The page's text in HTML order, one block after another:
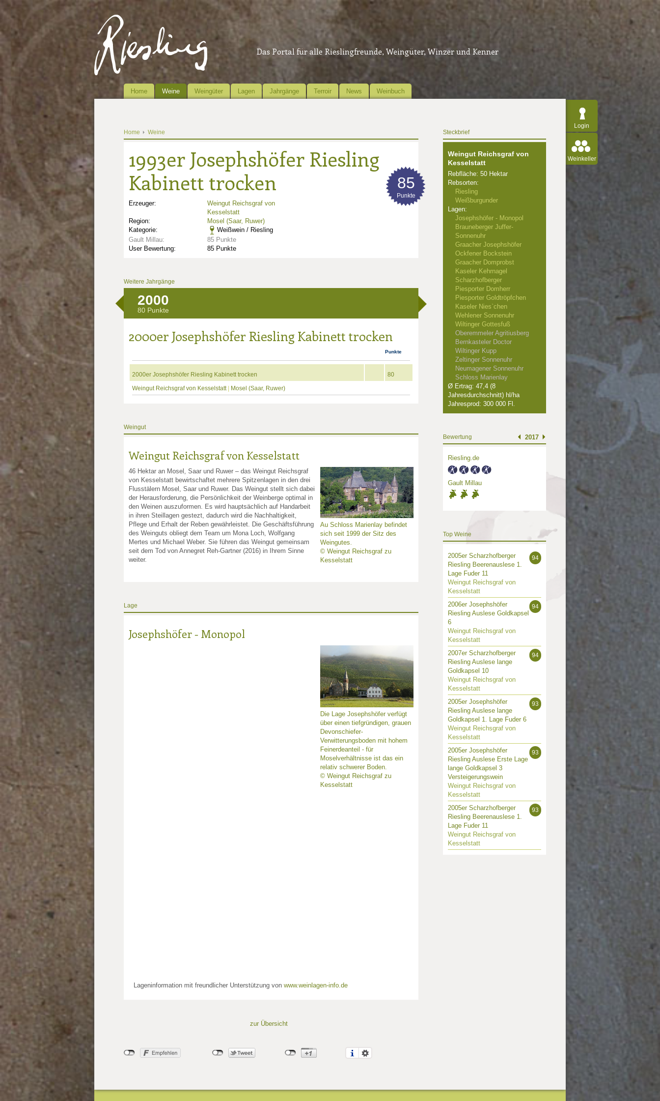
Das Portal für alle Rieslingfreunde, Weingüter, Winzer und Kenner
Home Weine Weingüter Lagen Jahrgänge Terroir News Weinbuch
Login
Weinkeller
Home Weine
1993er Josephshöfer Riesling
Kabinett trocken
Erzeuger:
Weingut Reichsgraf von
Kesselstatt
Region:
Mosel (Saar, Ruwer)
Kategorie:
Weißwein / Riesling
Gault Millau:
85 Punkte
User Bewertung:
85 Punkte
85
Punkte
Weitere Jahrgänge
2000
80 Punkte
2000er Josephshöfer Riesling Kabinett trocken
Punkte
2000er Josephshöfer Riesling Kabinett trocken
80
Weingut Reichsgraf von Kesselstatt| Mosel (Saar, Ruwer)
Weingut
Weingut Reichsgraf von Kesselstatt
Au Schloss Marienlay befindet
sich seit 1999 der Sitz des
Weingutes.
© Weingut Reichsgraf zu
Kesselstatt
46 Hektar an Mosel, Saar und Ruwer – das Weingut Reichsgraf
von Kesselstatt bewirtschaftet mehrere Spitzenlagen in den drei
Flusstälern Mosel, Saar und Ruwer. Das Weingut stellt sich dabei
der Herausforderung, die Persönlichkeit der Weinberge optimal in
den Weinen auszuformen. Es wird hauptsächlich auf Handarbeit
in ihren Steillagen gestezt, dadurch wird die Nachhaltigkeit,
Pflege und Erhalt der Reben gewährleistet. Die Geschäftsführung
des Weinguts obliegt dem Team um Mona Loch, Wolfgang
Mertes und Michael Weber. Sie führen das Weingut gemeinsam
seit dem Tod von Annegret Reh-Gartner (2016) in Ihrem Sinne
weiter.
Lage
Josephshöfer - Monopol
Die Lage Josephshöfer verfügt
über einen tiefgründigen, grauen
Devonschiefer-
Verwitterungsboden mit hohem
Feinerdeanteil - für
Moselverhältnisse ist das ein
relativ schwerer Boden.
© Weingut Reichsgraf zu
Kesselstatt
Lageninformation mit freundlicher Unterstützung von www.weinlagen-info.de
zur Übersicht
Steckbrief
Weingut Reichsgraf von
Kesselstatt
Rebfläche: 50 Hektar
Rebsorten:
Riesling
Weißburgunder
Lagen:
Josephshöfer - Monopol
Brauneberger Juffer-
Sonnenuhr
Graacher Josephshöfer
Ockfener Bockstein
Graacher Domprobst
Kaseler Kehrnagel
Scharzhofberger
Piesporter Domherr
Piesporter Goldtröpfchen
Kaseler Nies`chen
Wehlener Sonnenuhr
Wiltinger Gottesfuß
Oberemmeler Agritiusberg
Bernkasteler Doctor
Wiltinger Kupp
Zeltinger Sonnenuhr
Neumagener Sonnenuhr
Schloss Marienlay
Ø Ertrag: 47,4 (8
Jahresdurchschnitt) hl/ha
Jahresprod: 300 000 Fl.
Bewertung 2017
Riesling.de
4
4
Punkte: 4
Punkte: 4
Gault Millau
3
Punkte: 3
Punkte: 3
Top Weine
94
2005er Scharzhofberger
Riesling Beerenauslese 1.
Lage Fuder 11
Weingut Reichsgraf von
Kesselstatt
94
2006er Josephshöfer
Riesling Auslese Goldkapsel
6
Weingut Reichsgraf von
Kesselstatt
94
2007er Scharzhofberger
Riesling Auslese lange
Goldkapsel 10
Weingut Reichsgraf von
Kesselstatt
93
2005er Josephshöfer
Riesling Auslese lange
Goldkapsel 1. Lage Fuder 6
Weingut Reichsgraf von
Kesselstatt
93
2005er Josephshöfer
Riesling Auslese Erste Lage
lange Goldkapsel 3
Versteigerungswein
Weingut Reichsgraf von
Kesselstatt
93
2005er Scharzhofberger
Riesling Beerenauslese 1.
Lage Fuder 11
Weingut Reichsgraf von
Kesselstatt